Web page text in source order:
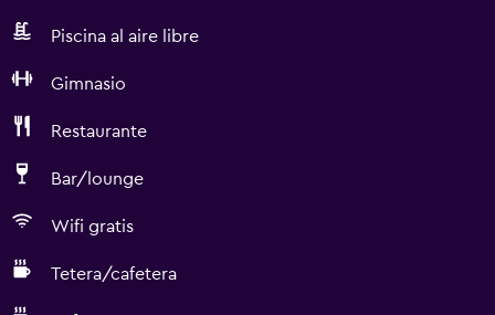
Piscina al aire libre
Gimnasio
Restaurante
Bar/lounge
Wifi gratis
Tetera/cafetera